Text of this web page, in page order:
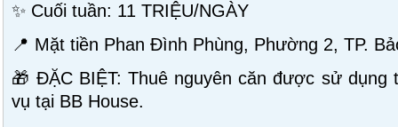
✨ Cuối tuần: 11 TRIỆU/NGÀY
📍 Mặt tiền Phan Đình Phùng, Phường 2, TP.
🎁 ĐẶC BIỆT: Thuê nguyên căn được sử dụng
vụ tại BB House.